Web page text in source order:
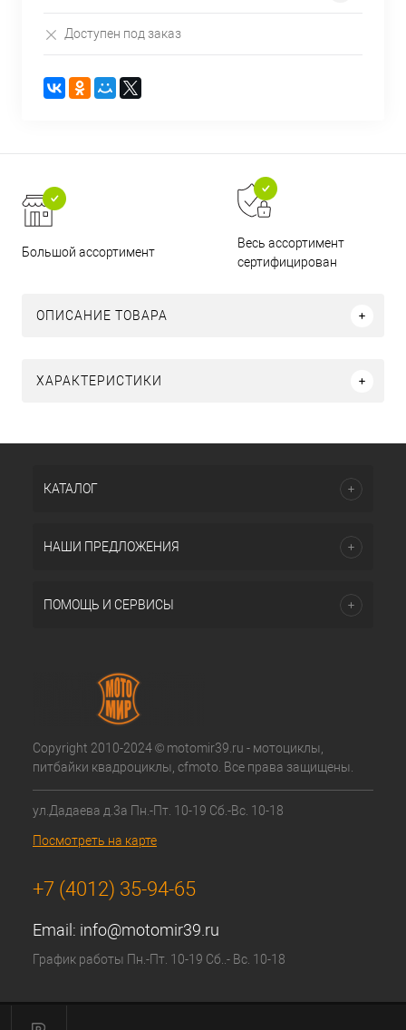
Доступен под заказ
Большой ассортимент
Весь ассортимент
сертифицирован
ОПИСАНИЕ ТОВАРА
ХАРАКТЕРИСТИКИ
КАТАЛОГ
НАШИ ПРЕДЛОЖЕНИЯ
ПОМОЩЬ И СЕРВИСЫ
Copyright 2010-2024 © motomir39.ru - мотоциклы,
питбайки квадроциклы, cfmoto. Все права защищены.
ул.Дадаева д.3а Пн.-Пт. 10-19 Сб.-Вс. 10-18
Посмотреть на карте
+7 (4012) 35-94-65
Email: info@motomir39.ru
График работы Пн.-Пт. 10-19 Сб..- Вс. 10-18